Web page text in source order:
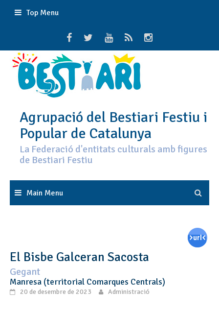
Top Menu
Agrupació del Bestiari Festiu i
Popular de Catalunya
La Federació d'entitats culturals amb figures
de Bestiari Festiu
Main Menu
El Bisbe Galceran Sacosta
Gegant
Manresa (territorial Comarques Centrals)
20 de desembre de 2023 Administració